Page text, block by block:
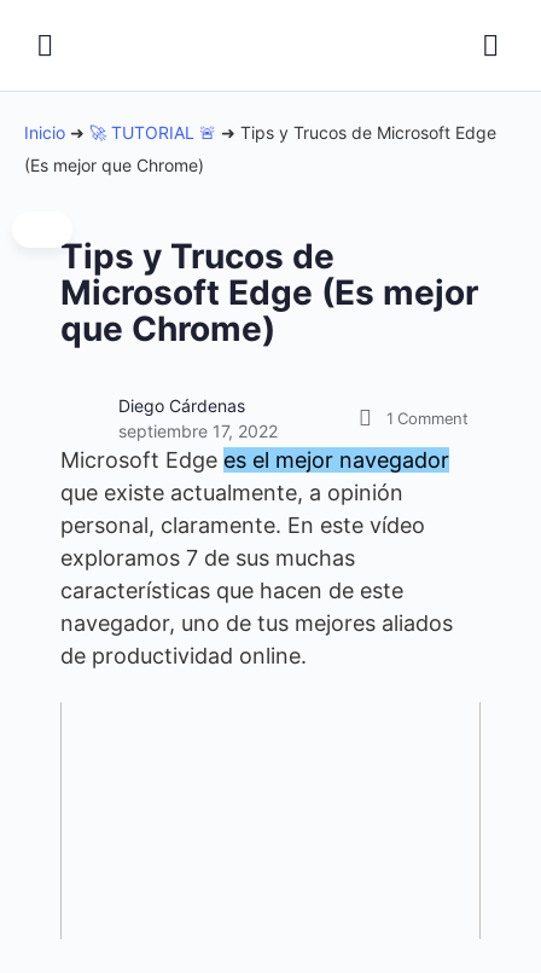
Inicio ➜ 🚀 TUTORIAL 🚨 ➜ Tips y Trucos de Microsoft Edge
(Es mejor que Chrome)
Tips y Trucos de
Microsoft Edge (Es mejor
que Chrome)
Diego Cárdenas
septiembre 17, 2022
1Comment
Microsoft Edge es el mejor navegador
que existe actualmente, a opinión
personal, claramente. En este vídeo
exploramos 7 de sus muchas
características que hacen de este
navegador, uno de tus mejores aliados
de productividad online.